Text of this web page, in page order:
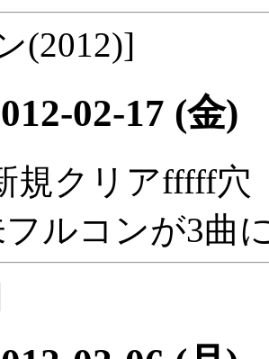
(2012)]
02-17 (金)
規クリアfffff穴
ルコンが3曲